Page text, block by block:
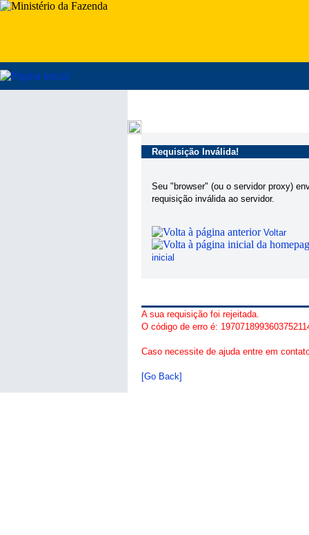
Requisição Inválida!
Seu "browser" (ou o servidor proxy)
requisição inválida ao servidor.
Voltar
inicial
A sua requisição foi rejeitada.
O código de erro é:
Caso necessite de ajuda entre em
[Go Back]